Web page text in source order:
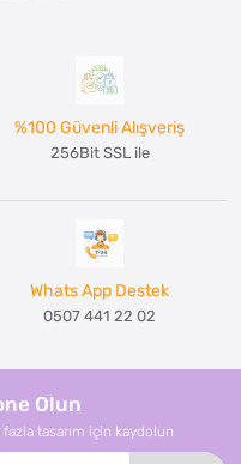
%100 Güvenli Alışveriş
256Bit SSL ile
Whats App Destek
0507 441 22 02
Olun
tasarım için kaydolun